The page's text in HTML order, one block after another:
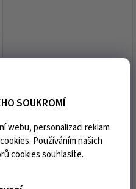
SOUKROMÍ
webu, personalizaci reklam
Používáním našich
cookies souhlasíte.
skladem
239 Kč
Měrná
1 991,67 Kč / 1 kg